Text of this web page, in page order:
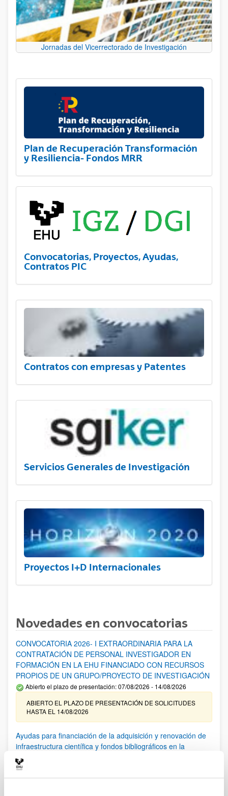
Jornadas del Vicerrectorado de Investigación
Plan de Recuperación Transformación
y Resiliencia- Fondos MRR
Convocatorias, Proyectos, Ayudas,
Contratos PIC
Contratos con empresas y Patentes
Servicios Generales de Investigación
Proyectos I+D Internacionales
Novedades en convocatorias
CONVOCATORIA 2026- I EXTRAORDINARIA PARA LA
CONTRATACIÓN DE PERSONAL INVESTIGADOR EN
FORMACIÓN EN LA EHU FINANCIADO CON RECURSOS
PROPIOS DE UN GRUPO/PROYECTO DE INVESTIGACIÓN
Abierto el plazo de presentación: 07/08/2026 - 14/08/2026
ABIERTO EL PLAZO DE PRESENTACIÓN DE SOLICITUDES
HASTA EL 14/08/2026
Ayudas para financiación de la adquisición y renovación de
infraestructura científica y fondos bibliográficos en la
UPV/EHU 2026